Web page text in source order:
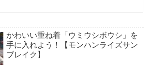
かわいい重ね着「ウミウシボウシ」を
手に入れよう！【モンハンライズサン
ブレイク】